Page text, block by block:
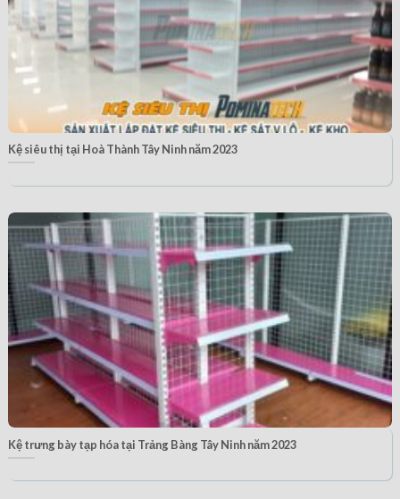
Kệ siêu thị tại Hoà Thành Tây Ninh năm 2023
Kệ trưng bày tạp hóa tại Trảng Bàng Tây Ninh năm 2023